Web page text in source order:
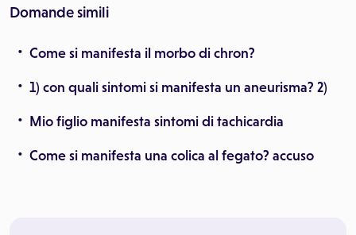
Domande simili
Come si manifesta il morbo di chron?
1) con quali sintomi si manifesta un aneurisma? 2)
Mio figlio manifesta sintomi di tachicardia
Come si manifesta una colica al fegato? accuso